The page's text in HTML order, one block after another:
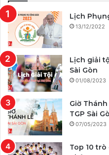
Lịch
13/12/2022
Lịch giải
Sài Gòn
01/08/2023
Giờ
TGP Sài
07/05/2023
Top 10